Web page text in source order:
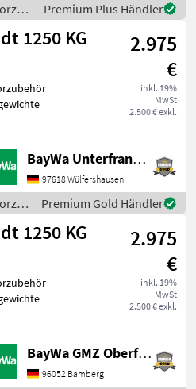
Premium Plus Händler
1250 KG
2.975
€
inkl. 19%
MwSt
2.500 € exkl.
BayWa Unterfranken
97618 Wülfershausen
Premium Gold Händler
1250 KG
2.975
€
inkl. 19%
MwSt
2.500 € exkl.
BayWa GMZ Oberfranken
96052 Bamberg